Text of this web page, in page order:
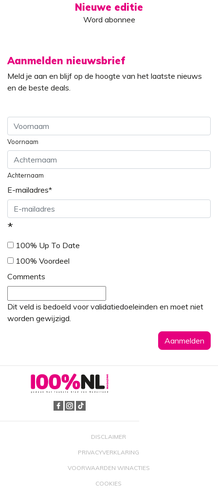
Nieuwe editie
Word abonnee
Aanmelden nieuwsbrief
Meld je aan en blijf op de hoogte van het laatste nieuws
en de beste deals.
Voornaam
Achternaam
E-mailadres*
*
100% Up To Date
100% Voordeel
Comments
Dit veld is bedoeld voor validatiedoeleinden en moet niet
worden gewijzigd.
DISCLAIMER
PRIVACYVERKLARING
VOORWAARDEN WINACTIES
COOKIES